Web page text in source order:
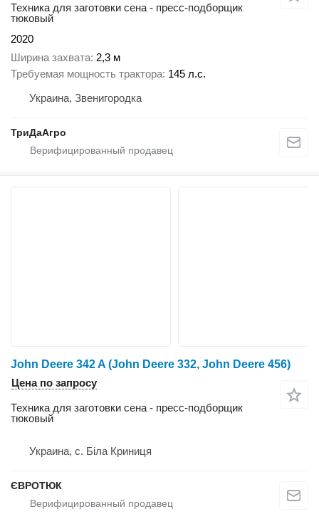
Техника для заготовки сена - пресс-подборщик
тюковый
2020
Ширина захвата 2,3 м
Требуемая мощность трактора 145 л.с.
Украина, Звенигородка
ТриДаАгро
John Deere 342 A (John Deere 332, John Deere 456)
Цена по запросу
Техника для заготовки сена - пресс-подборщик
тюковый
Украина, с. Біла Криниця
ЄВРОТЮК